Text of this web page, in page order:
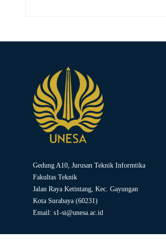
Gedung A10, Jurusan Teknik Informtika
Fakultas Teknik
Jalan Raya Ketintang, Kec. Gayungan
Kota Surabaya (60231)
Email: s1-si@unesa.ac.id